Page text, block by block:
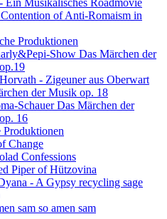
Ein Musikalisches Roadmovie
of Anti-Romaism in
Produktionen
Show Das Märchen der
- Zigeuner aus Oberwart
der Musik op. 18
Schauer Das Märchen der
16
Produktionen
Change
Confessions
Piper of Hützovina
- A Gypsy recycling sage
sam so amen sam